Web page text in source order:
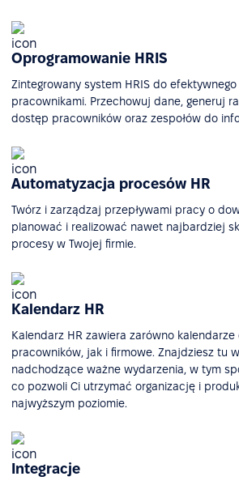
Oprogramowanie HRIS
Zintegrowany system HRIS do
pracownikami. Przechowuj dane, generuj
dostęp pracowników oraz zespołów do
Automatyzacja procesów HR
Twórz i zarządzaj przepływami pracy o
planować i realizować nawet najbardziej
procesy w Twojej firmie.
Kalendarz HR
Kalendarz HR zawiera zarówno kalendarze
pracowników, jak i firmowe. Znajdziesz tu
nadchodzące ważne wydarzenia, w tym
co pozwoli Ci utrzymać organizację i
najwyższym poziomie.
Integracje